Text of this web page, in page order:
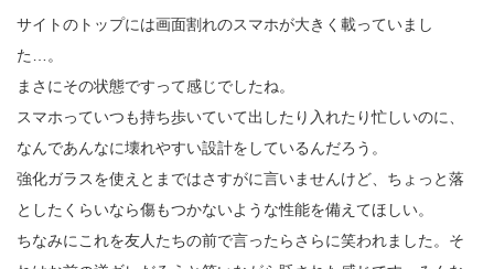
サイトのトップには画面割れのスマホが大きく載っていまし
た…。
まさにその状態ですって感じでしたね。
スマホっていつも持ち歩いていて出したり入れたり忙しいのに、
なんであんなに壊れやすい設計をしているんだろう。
強化ガラスを使えとまではさすがに言いませんけど、ちょっと落
としたくらいなら傷もつかないような性能を備えてほしい。
ちなみにこれを友人たちの前で言ったらさらに笑われました。そ